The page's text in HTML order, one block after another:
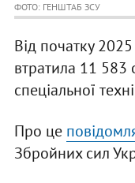
ФОТО: ГЕНШТАБ ЗСУ
Від початку
втратила 11 583
спеціальної
Про це
Збройних сил